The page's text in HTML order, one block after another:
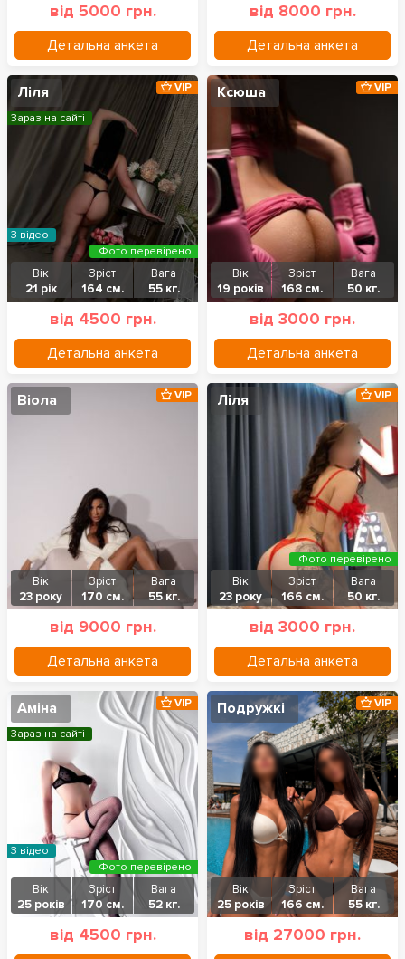
від 5000 грн.
Детальна анкета
від 8000 грн.
Детальна анкета
Ліля
Вік
21 рік
Зріст
164 см.
Вага
55 кг.
від 4500 грн.
Детальна анкета
VIP
Зараз на сайті
З відео
Фото перевірено
Ксюша
Вік
19 років
Зріст
168 см.
Вага
50 кг.
від 3000 грн.
Детальна анкета
VIP
Віола
Вік
23 року
Зріст
170 см.
Вага
55 кг.
від 9000 грн.
Детальна анкета
VIP Ліля
Вік
23 року
Зріст
166 см.
Вага
50 кг.
від 3000 грн.
Детальна анкета
VIP
Фото перевірено
Аміна
Вік
25 років
Зріст
170 см.
Вага
52 кг.
від 4500 грн.
VIP
Зараз на сайті
З відео
Фото перевірено
Подружкі
Вік
25 років
Зріст
166 см.
Вага
55 кг.
від 27000 грн.
VIP